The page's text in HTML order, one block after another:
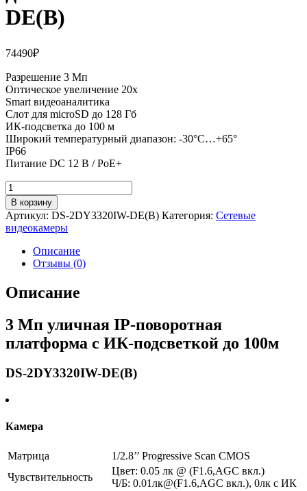
DE(B)
74490₽
Разрешение 3 Мп
Оптическое увеличение 20х
Smart видеоаналитика
Слот для microSD до 128 Гб
ИК-подсветка до 100 м
Широкий температурный диапазон: -30°C…+65°
IP66
Питание DC 12 В / PoE+
Количество
товара
3
Мп
уличная
поворотная
платформа
с
ИК-
до
100м
-
2DY3320IW-
В корзину
Артикул: DS-2DY3320IW-DE(B) Категория: Сетевые
видеокамеры
Описание
Отзывы (0)
Описание
3 Мп уличная IP-поворотная
платформа с ИК-подсветкой до 100м
DS-2DY3320IW-DE(B)
Камера
Матрица
1/2.8’’ Progressive Scan CMOS
Чувствительность
Цвет: 0.05 лк @ (F1.6,AGC вкл.)
Ч/Б: 0.01лк@(F1.6,AGC вкл.), 0лк с ИК